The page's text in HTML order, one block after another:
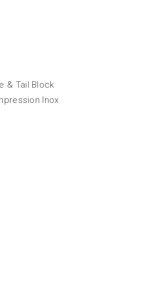
& Tail Block
Inox